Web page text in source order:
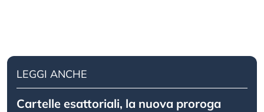
LEGGI ANCHE
Cartelle esattoriali, la nuova proroga